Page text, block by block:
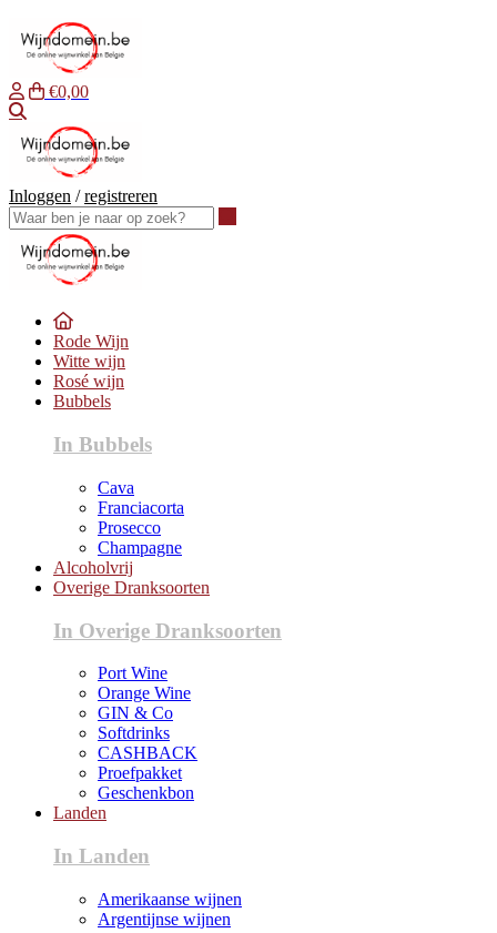
€0,00
Inloggen /registreren
Rode Wijn
Witte wijn
Rosé wijn
Bubbels
In Bubbels
Cava
Franciacorta
Prosecco
Champagne
Alcoholvrij
Overige Dranksoorten
In Overige Dranksoorten
Port Wine
Orange Wine
GIN & Co
Softdrinks
CASHBACK
Proefpakket
Geschenkbon
Landen
In Landen
Amerikaanse wijnen
Argentijnse wijnen